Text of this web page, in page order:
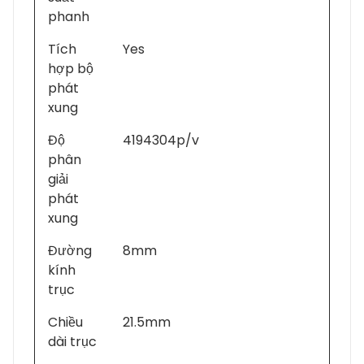
phanh
Tích
hợp bộ
phát
xung
Yes
Độ
phân
giải
phát
xung
4194304p/v
Đường
kính
trục
8mm
Chiều
dài trục
21.5mm